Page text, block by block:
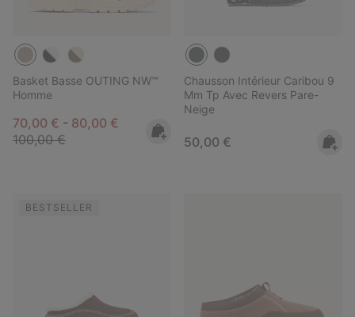
Basket Basse OUTING NW™
Homme
Minimum sale price:
70,00 € - Maximum sale price:
80,00 € Regular price:
100,00 €
Chausson Intérieur Caribou 9
Mm Tp Avec Revers Pare-
Neige
Regular price:
50,00 €
BESTSELLER